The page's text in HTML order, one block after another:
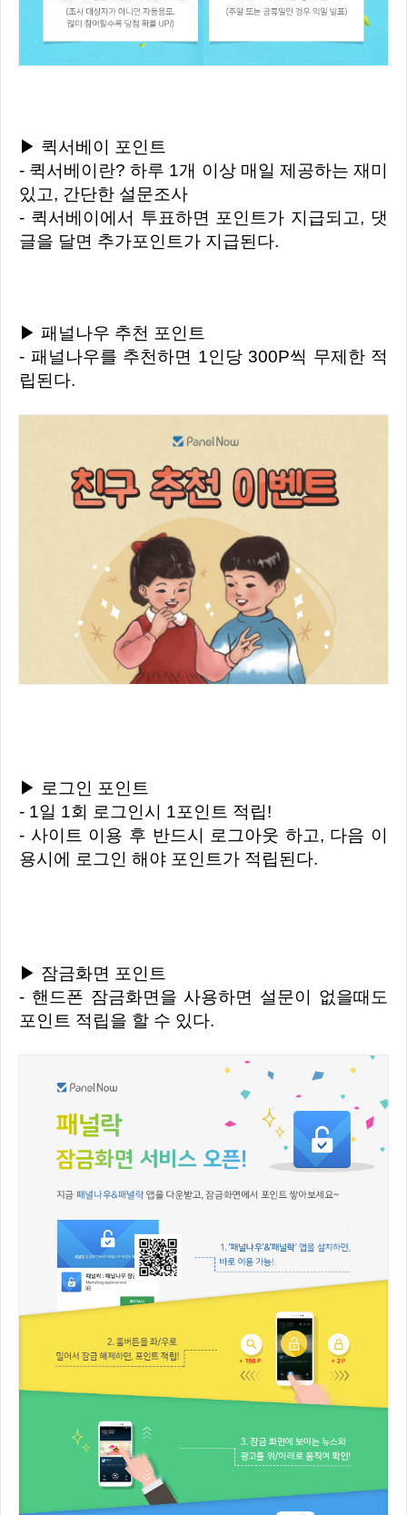
▶ 퀵서베이 포인트
- 퀵서베이란? 하루 1개 이상 매일 제공하는 재미
있고, 간단한 설문조사
- 퀵서베이에서 투표하면 포인트가 지급되고, 댓
글을 달면 추가포인트가 지급된다.
▶ 패널나우 추천 포인트
- 패널나우를 추천하면 1인당 300P씩 무제한 적
립된다.
▶ 로그인 포인트
- 1일 1회 로그인시 1포인트 적립!
- 사이트 이용 후 반드시 로그아웃 하고, 다음 이
용시에 로그인 해야 포인트가 적립된다.
▶ 잠금화면 포인트
- 핸드폰 잠금화면을 사용하면 설문이 없을때도
포인트 적립을 할 수 있다.